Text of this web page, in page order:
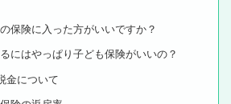
保険に入った方がいいですか？
にはやっぱり子ども保険がいいの？
金について